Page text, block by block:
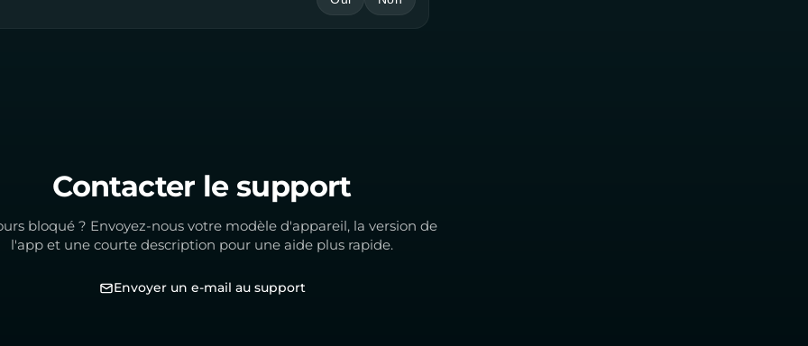
Contacter le support
bloqué ? Envoyez-nous votre modèle d'appareil, la version de
l'app et une courte description pour une aide plus rapide.
Envoyer un e-mail au support